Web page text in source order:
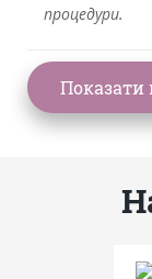
процедури.